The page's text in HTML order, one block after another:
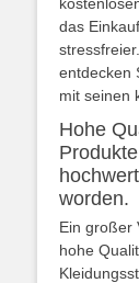
das
entdecken
mit seinen
Hohe
worden.
Ein großer
hohe